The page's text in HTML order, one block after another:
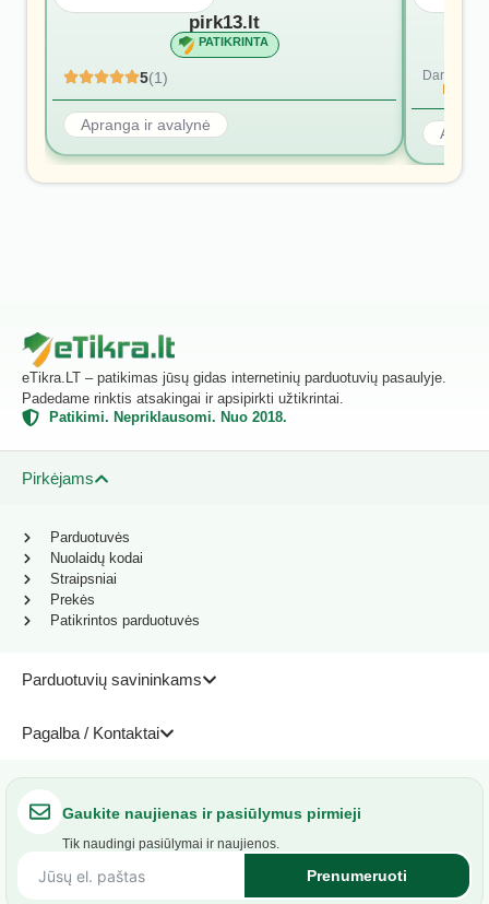
pirk13.lt
PATIKRINTA
5(1)
Apranga ir avalynė
Dar nėra
eTikra.LT – patikimas jūsų gidas internetinių parduotuvių pasaulyje.
Padedame rinktis atsakingai ir apsipirkti užtikrintai.
Patikimi. Nepriklausomi. Nuo 2018.
Pirkėjams
Parduotuvių savininkams
Pagalba / Kontaktai
Parduotuvės
Nuolaidų kodai
Straipsniai
Prekės
Patikrintos parduotuvės
Gaukite naujienas ir pasiūlymus pirmieji
Tik naudingi pasiūlymai ir naujienos.
Prenumeruoti